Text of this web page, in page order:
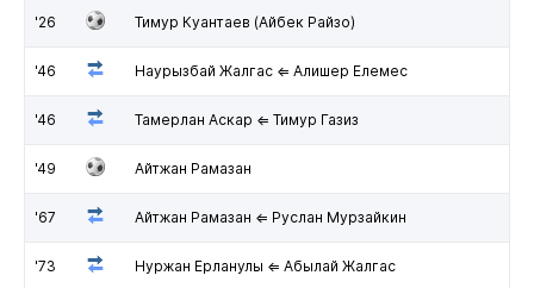
'26 Тимур Куантаев (Айбек Райзо)
'46 Наурызбай Жалгас ⇐ Алишер Елемес
'46 Тамерлан Аскар ⇐ Тимур Газиз
'49 Айтжан Рамазан
'67 Айтжан Рамазан ⇐ Руслан Мурзайкин
'73 Нуржан Ерланулы ⇐ Абылай Жалгас